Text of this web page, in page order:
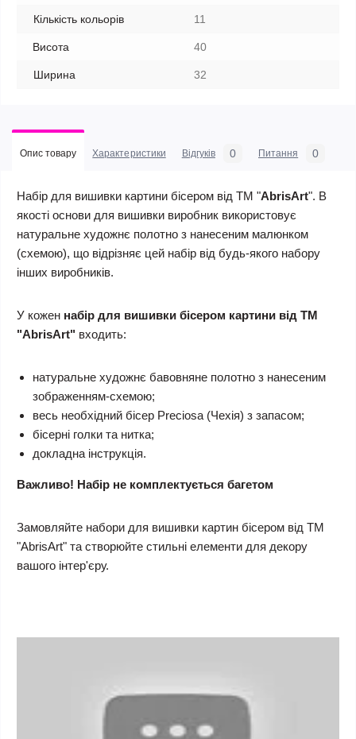
Кількість кольорів 11
Висота 40
Ширина 32
Опис товару Характеристики Відгуків 0 Питання 0
Набір для вишивки картини бісером від ТМ "AbrisArt". В
якості основи для вишивки виробник використовує
натуральне художнє полотно з нанесеним малюнком
(схемою), що відрізняє цей набір від будь-якого набору
інших виробників.
У кожен набір для вишивки бісером картини від ТМ
"AbrisArt" входить:
натуральне художнє бавовняне полотно з нанесеним
зображенням-схемою;
весь необхідний бісер Preciosa (Чехія) з запасом;
бісерні голки та нитка;
докладна інструкція.
Важливо! Набір не комплектується багетом
Замовляйте набори для вишивки картин бісером від ТМ
"AbrisArt" та створюйте стильні елементи для декору
вашого інтер'єру.